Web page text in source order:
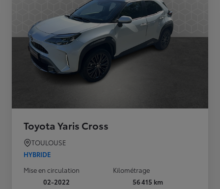
Toyota Yaris Cross
TOULOUSE
HYBRIDE
Mise en circulation
02-2022
Kilométrage
56 415 km